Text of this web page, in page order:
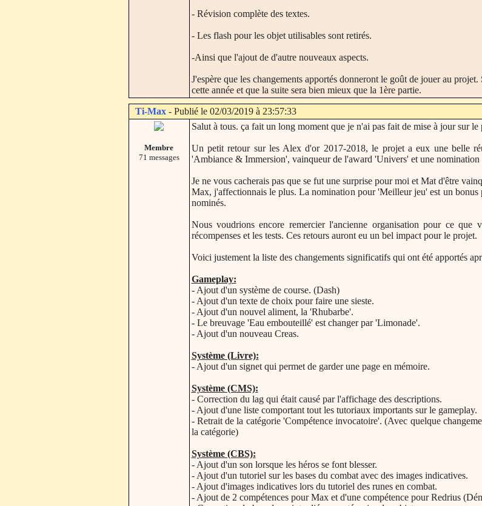
- Révision complète des textes.
- Les flash pour les objet utilisables sont retirés.
-Ainsi que l'ajout de d'autre nouveaux aspects.
J'espère que les changements apportés donneront le goût de jouer au
cette année et que la suite sera bien mieux que la 1ère partie.
Ti-Max- Publié le 02/03/2019 à 23:57:33
Membre
71 messages
Salut à tous. ça fait un long moment que je n'ai pas fait de mise à jour sur
Un petit retour sur les Alex d'or 2017-2018, le projet a eux une belle
'Ambiance & Immersion', vainqueur de l'award 'Univers' et une
Je ne vous cacherais pas que se fut une surprise pour moi et Mat d'être
Max, j'affectionnais le plus. La nomination pour 'Meilleur jeu' est un bonus
nominés.
Nous voudrions encore remercier l'ancienne organisation pour ce
récompenses et les tests. Ces retours auront eu un bel impact pour le projet.
Voici justement la liste des changements significatifs qui ont été apportés
Gameplay:
- Ajout d'un système de course. (Dash)
- Ajout d'un texte de choix pour faire une sieste.
- Ajout d'un nouvel aliment, la 'Rhubarbe'.
- Le breuvage 'Eau embouteillé' est changer par 'Limonade'.
- Ajout d'un nouveau Creas.
Système (Livre):
- Ajout d'un signet qui permet de garder une page en mémoire.
Système (CMS):
- Correction du lag qui était causé par l'affichage des descriptions.
- Ajout d'une liste comportant tout les tutoriaux importants sur le gameplay.
- Retrait de la catégorie 'Compétence invocatoire'. (Avec quelque
la catégorie)
Système (CBS):
- Ajout d'un son lorsque les héros se font blesser.
- Ajout d'un tutoriel sur les bases du combat avec des images indicatives.
- Ajout d'images indicatives lors du tutoriel des runes en combat.
- Ajout de 2 compétences pour Max et d'une compétence pour Redrius